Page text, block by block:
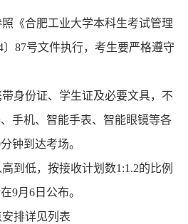
《合肥工业大学本科生考试管理
87号文件执行，考生要严格遵守
身份证、学生证及必要文具，不
手机、智能手表、智能眼镜等各
钟到达考场。
到低，按接收计划数1:1.2的比例
9月6日公布。
排详见列表